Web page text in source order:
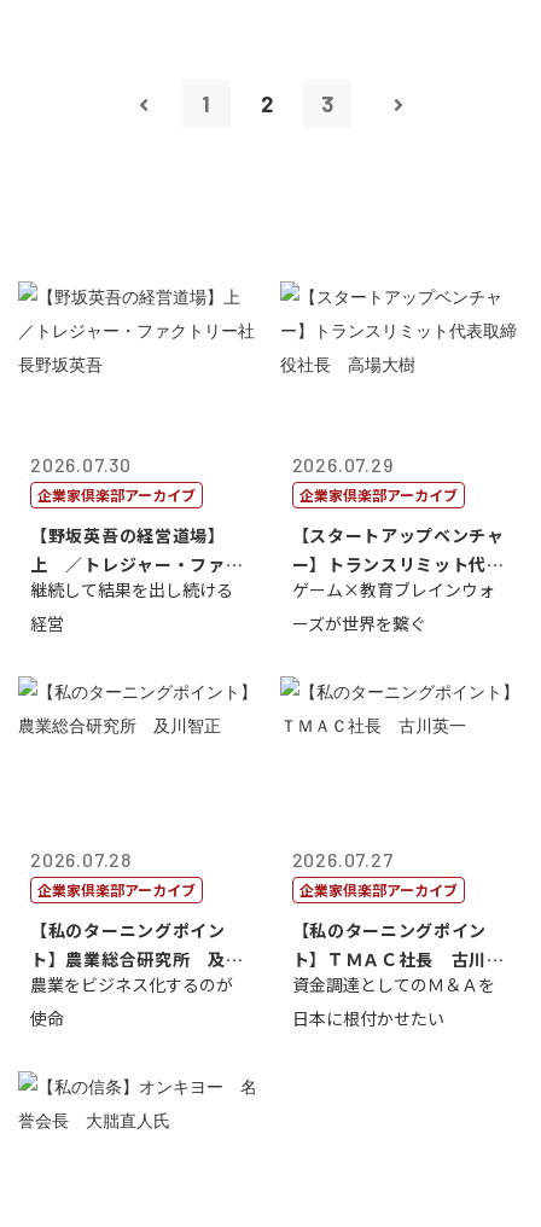
1 2 3
2026.07.30
企業家倶楽部アーカイブ
【野坂英吾の経営道場】
上 ／トレジャー・ファク
トリー社長野坂...
継続して結果を出し続ける
経営
2026.07.29
企業家倶楽部アーカイブ
【スタートアップベンチャ
ー】トランスリミット代表
取締役社長 ...
ゲーム×教育ブレインウォ
ーズが世界を繋ぐ
2026.07.28
企業家倶楽部アーカイブ
【私のターニングポイン
ト】農業総合研究所 及川
智正
農業をビジネス化するのが
使命
2026.07.27
企業家倶楽部アーカイブ
【私のターニングポイン
ト】ＴＭＡＣ社長 古川英
一
資金調達としてのＭ＆Ａを
日本に根付かせたい